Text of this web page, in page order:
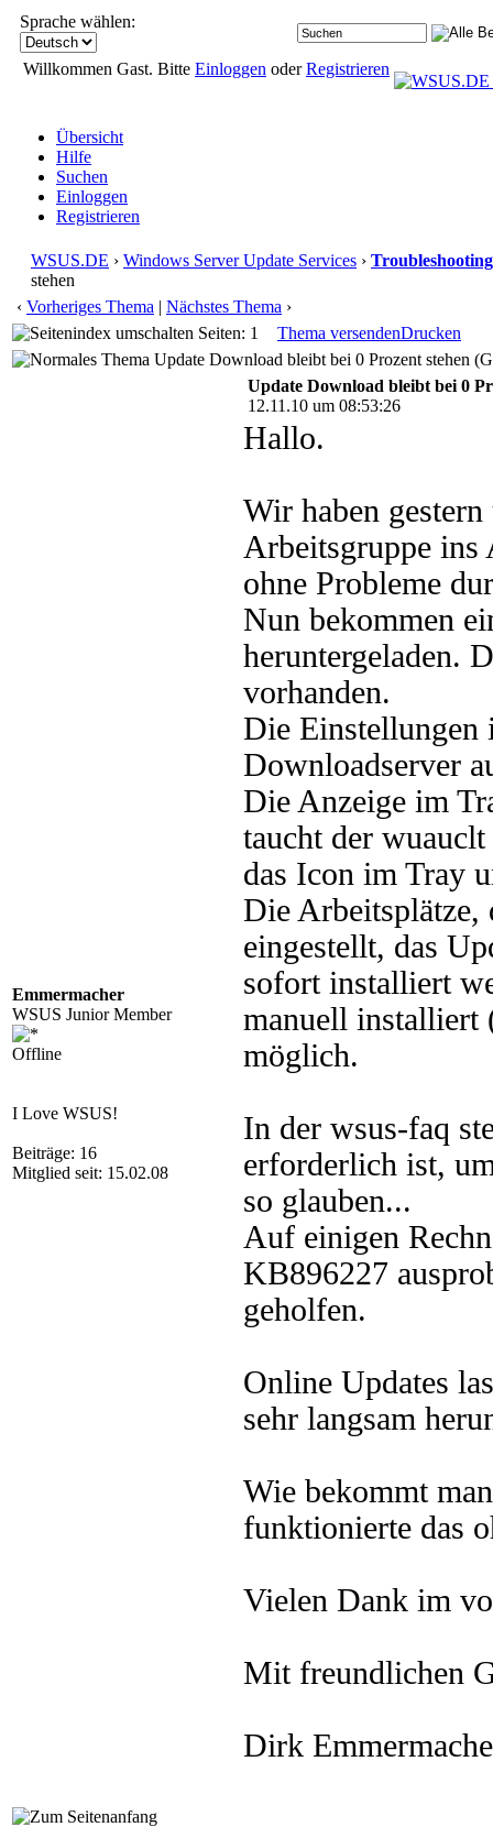
Sprache wählen:
Willkommen Gast. Bitte Einloggen oderRegistrieren
Übersicht
Hilfe
Suchen
Einloggen
Registrieren
WSUS.DE › Windows Server Update Services › Troubleshooting
stehen
‹ Vorheriges Thema | Nächstes Thema ›
Seiten: 1
Thema versendenDrucken
Update Download bleibt bei 0 Prozent stehen
Emmermacher
WSUS Junior Member
Offline
I Love WSUS!
Beiträge: 16
Mitglied seit: 15.02.08
Update Download bleibt bei 0
12.11.10 um 08:53:26
Hallo.
Wir haben
Arbeitsgruppe ins
ohne Probleme
Nun bekommen
heruntergeladen.
vorhanden.
Die Einstellungen
Downloadserver
Die Anzeige im
taucht der
das Icon im Tray
Die
eingestellt, das
sofort installiert
manuell installiert
möglich.
In der wsus-faq
erforderlich ist,
so glauben...
Auf einigen
KB896227
geholfen.
Online Updates
sehr langsam
Wie bekommt
funktionierte das
Vielen Dank im
Mit freundlichen
Dirk